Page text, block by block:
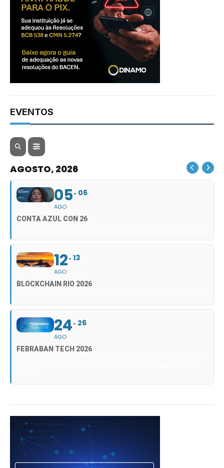
EVENTOS
AGOSTO, 2026
05
AGO
06
CONTA AZUL CON 26
12
AGO
13
BLOCKCHAIN RIO 2026
24
AGO
26
FEBRABAN TECH 2026